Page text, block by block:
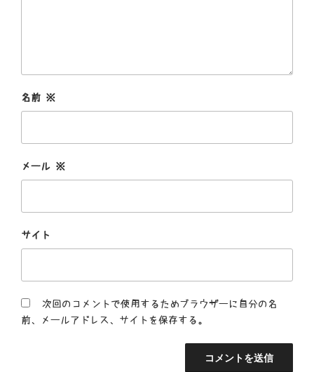
名前 ※
メール ※
サイト
次回のコメントで使用するためブラウザーに自分の名
前、メールアドレス、サイトを保存する。